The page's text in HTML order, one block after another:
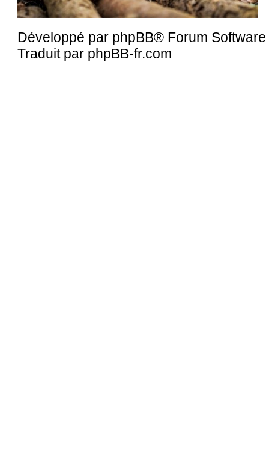
Développé par phpBB® Forum
Traduit par phpBB-fr.com